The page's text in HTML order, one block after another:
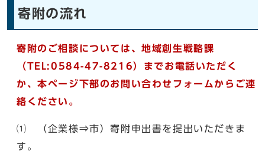
寄附の流れ
寄附のご相談については、地域創生戦略課
（TEL:0584-47-8216）までお電話いただく
か、本ページ下部のお問い合わせフォームからご連
絡ください。
⑴ （企業様⇒市）寄附申出書を提出いただきま
す。